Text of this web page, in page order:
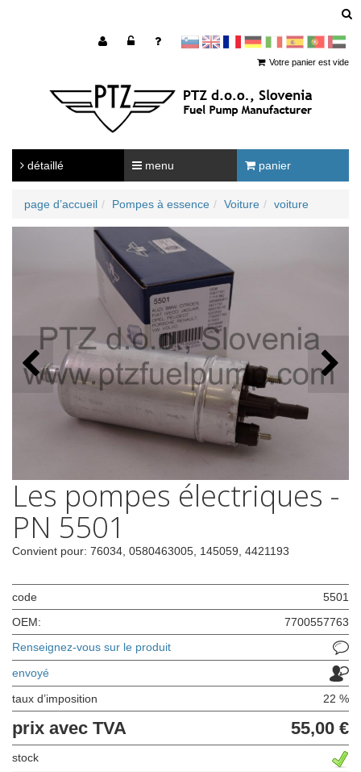
sl en francoščina
Nemščina
Italijanščina
Španščina
PortugalArabščina
Votre panier est vide
détaillé menu panier
page d’accueil Pompes à essence Voiture voiture
Les pompes électriques -
PN 5501
Convient pour: 76034, 0580463005, 145059, 4421193
code
5501
OEM:
7700557763
Renseignez-vous sur le produit
envoyé
taux d’imposition 22 %
prix avec TVA 55,00 €
stock